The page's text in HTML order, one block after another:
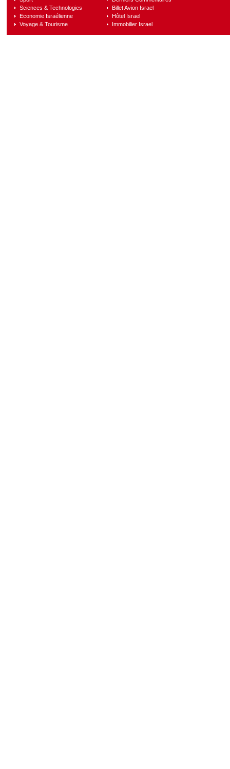
Sciences & Technologies
Economie Israélienne
Voyage & Tourisme
Billet Avion Israel
Hôtel Israel
Immobilier Israel